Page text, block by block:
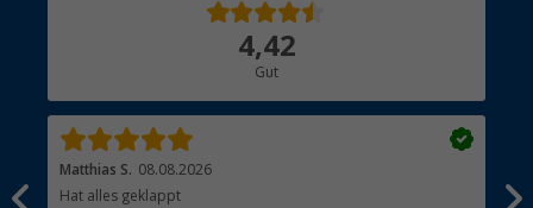
4,42
Gut
Matthias S. 08.08.2026
Hat alles geklappt